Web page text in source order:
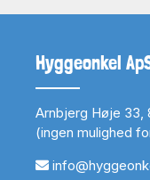
Hyggeonkel
Arnbjerg Høje 33,
(ingen mulighed